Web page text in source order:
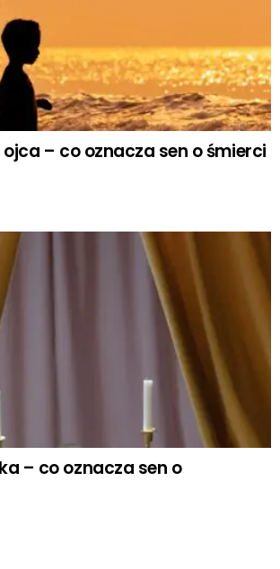
ojca – co oznacza sen o śmierci
– co oznacza sen o